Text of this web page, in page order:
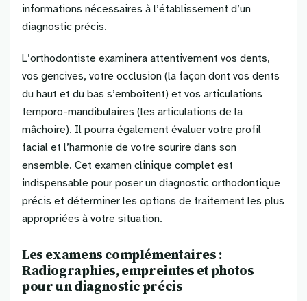
informations nécessaires à l’établissement d’un
diagnostic précis.
L’orthodontiste examinera attentivement vos dents,
vos gencives, votre occlusion (la façon dont vos dents
du haut et du bas s’emboîtent) et vos articulations
temporo-mandibulaires (les articulations de la
mâchoire). Il pourra également évaluer votre profil
facial et l’harmonie de votre sourire dans son
ensemble. Cet examen clinique complet est
indispensable pour poser un diagnostic orthodontique
précis et déterminer les options de traitement les plus
appropriées à votre situation.
Les examens complémentaires :
Radiographies, empreintes et photos
pour un diagnostic précis